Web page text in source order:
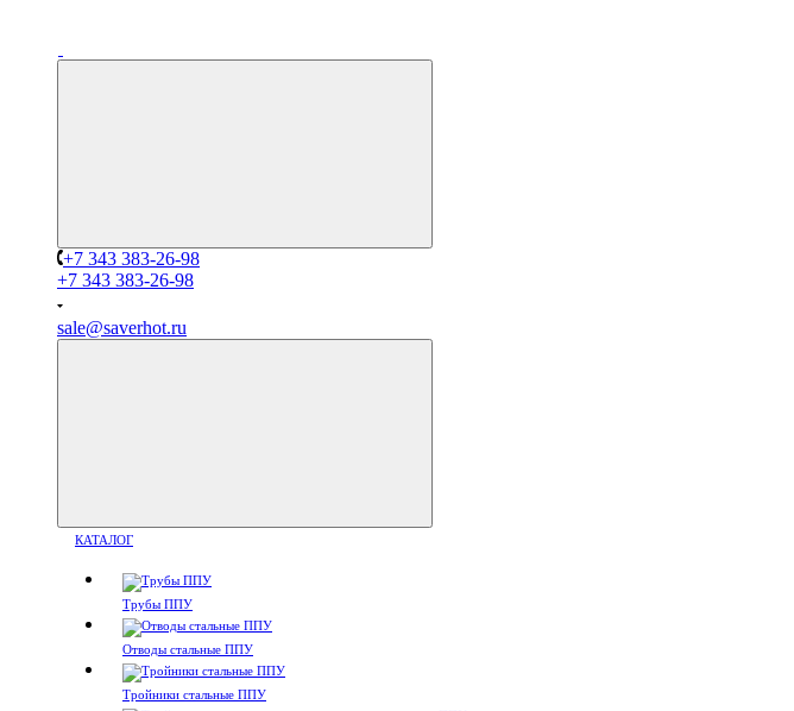
+7 343 383-26-98
+7 343 383-26-98
sale@saverhot.ru
КАТАЛОГ
Трубы ППУ
Отводы стальные ППУ
Тройники стальные ППУ